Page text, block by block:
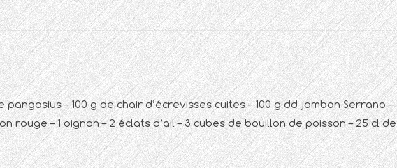
– 100 g de chair d’écrevisses cuites – 100 g dd jambon Serrano –
rouge – 1 oignon – 2 éclats d’ail – 3 cubes de bouillon de poisson – 25 cl de